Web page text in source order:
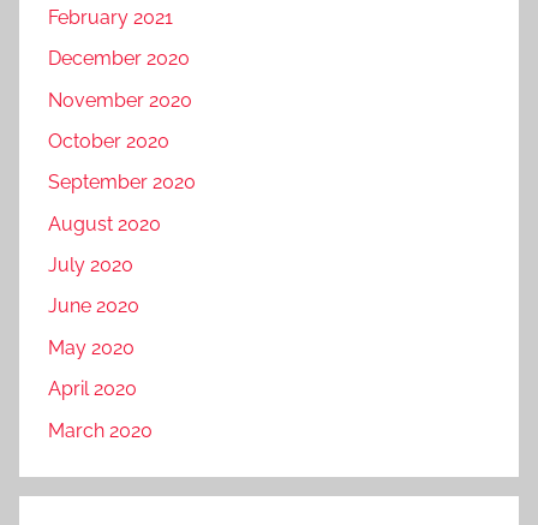
February 2021
December 2020
November 2020
October 2020
September 2020
August 2020
July 2020
June 2020
May 2020
April 2020
March 2020